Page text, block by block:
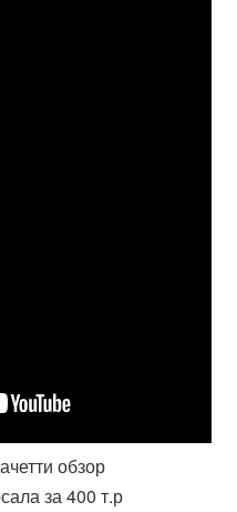
обзор
за 400 т.р